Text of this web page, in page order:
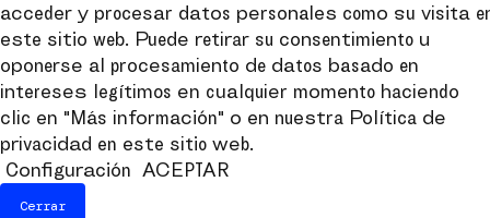
acceder y procesar datos personales como su visita
este sitio web. Puede retirar su consentimiento u
oponerse al procesamiento de datos basado en
intereses legítimos en cualquier momento haciendo
clic en "Más información" o en nuestra Política de
privacidad en este sitio web.
Configuración
ACEPTAR
Cerrar